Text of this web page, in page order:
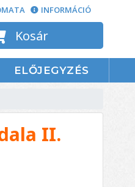
INFORMÁCIÓ
Kosár
ELŐJEGYZÉS
II.